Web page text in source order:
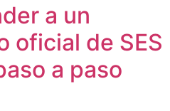
a un
oficial de SES
a paso